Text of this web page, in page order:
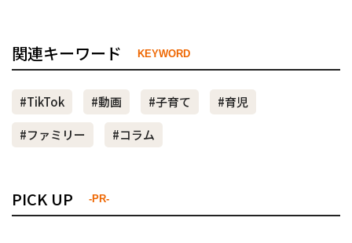
関連キーワード KEYWORD
#TikTok #動画 #子育て
#育児
#ファミリー
#コラム
PICK UP -PR-